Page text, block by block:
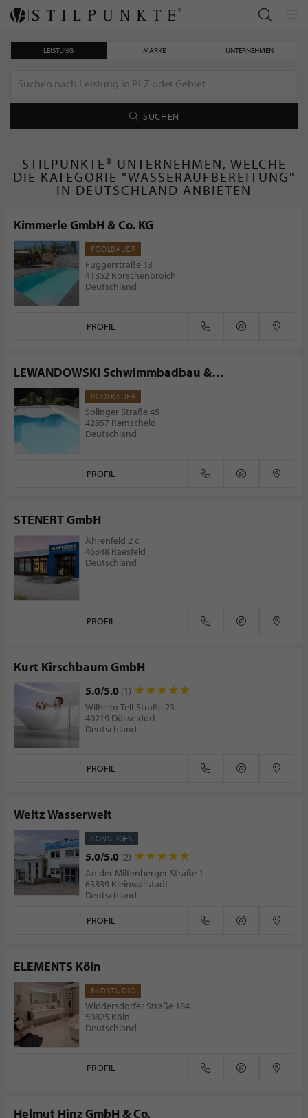
LEISTUNG MARKE UNTERNEHMEN
SUCHEN
STILPUNKTE® UNTERNEHMEN, WELCHE
DIE KATEGORIE "WASSERAUFBEREITUNG"
IN DEUTSCHLAND ANBIETEN
Kimmerle GmbH & Co. KG
POOLBAUER
Fuggerstraße 13
41352 Korschenbroich
Deutschland
PROFIL
LEWANDOWSKI Schwimmbadbau &
WassertechnikPOOLBAUER
Solinger Straße 45
42857 Remscheid
Deutschland
PROFIL
STENERT GmbH
Ährenfeld 2 c
46348 Raesfeld
Deutschland
PROFIL
Kurt Kirschbaum GmbH
5.0/5.0 (1)
Wilhelm-Tell-Straße 23
40219 Düsseldorf
Deutschland
PROFIL
Weitz Wasserwelt
SONSTIGES
5.0/5.0 (2)
An der Miltenberger Straße 1
63839 Kleinwallstadt
Deutschland
PROFIL
ELEMENTS Köln
BADSTUDIO
Widdersdorfer Straße 184
50825 Köln
Deutschland
PROFIL
Helmut Hinz GmbH & Co.